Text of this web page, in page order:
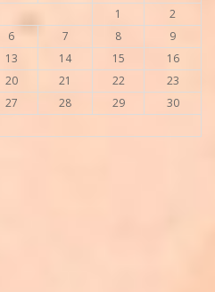
1
2
6 7 8
9
13 14 15
16
20 21 22
23
27 28 29
30